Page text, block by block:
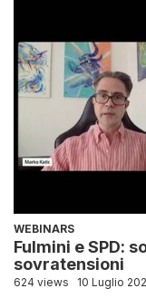
WEBINARS
Fulmini e SPD:
sovratensioni
624 views 10 Luglio